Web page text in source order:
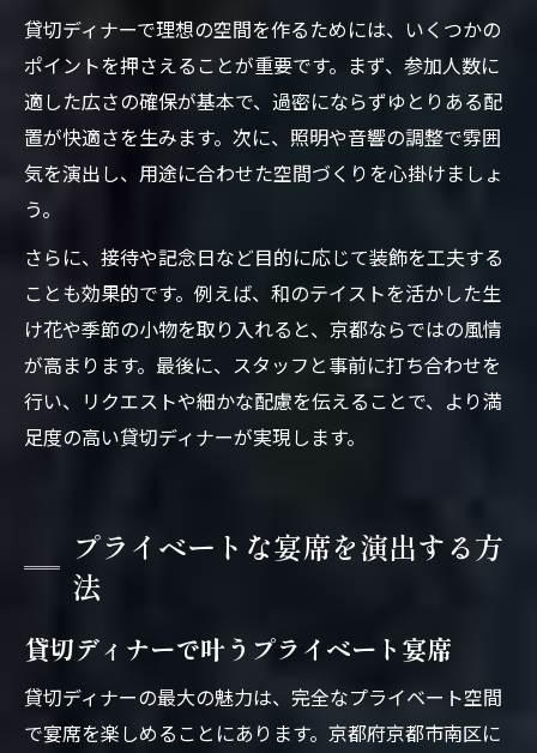
貸切ディナーで理想の空間を作るためには、いくつかの
ポイントを押さえることが重要です。まず、参加人数に
適した広さの確保が基本で、過密にならずゆとりある配
置が快適さを生みます。次に、照明や音響の調整で雰囲
気を演出し、用途に合わせた空間づくりを心掛けましょ
う。
さらに、接待や記念日など目的に応じて装飾を工夫する
ことも効果的です。例えば、和のテイストを活かした生
け花や季節の小物を取り入れると、京都ならではの風情
が高まります。最後に、スタッフと事前に打ち合わせを
行い、リクエストや細かな配慮を伝えることで、より満
足度の高い貸切ディナーが実現します。
プライベートな宴席を演出する方
法
貸切ディナーで叶うプライベート宴席
貸切ディナーの最大の魅力は、完全なプライベート空間
で宴席を楽しめることにあります。京都府京都市南区に